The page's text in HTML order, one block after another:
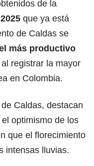
de la
que ya está
de Caldas se
más productivo
al registrar la mayor
en Colombia.
Caldas, destacan
optimismo de los
que el florecimiento
intensas lluvias.